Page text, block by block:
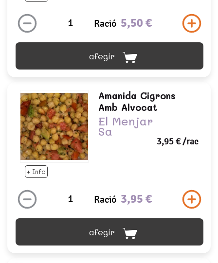
Ració 5,50 €
afegir
+ Info
Amanida Cigrons
Amb Alvocat
El Menjar
Sa
3,95 €/rac
Ració 3,95 €
afegir